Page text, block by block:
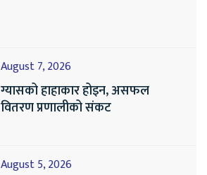
August 7, 2026
ग्यासको हाहाकार होइन, असफल
वितरण प्रणालीको संकट
August 5, 2026